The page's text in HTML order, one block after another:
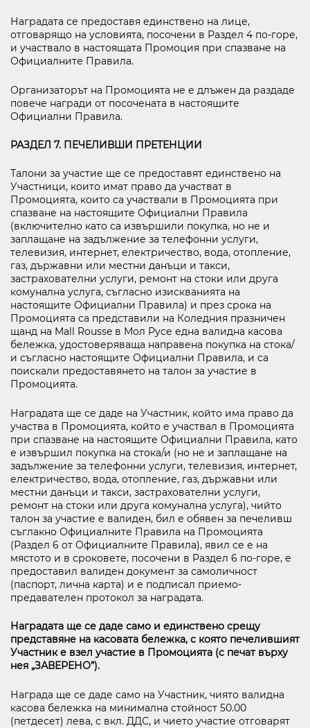
Наградата се предоставя единствено на лице,
отговарящо на условията, посочени в Раздел 4 по-горе,
и участвало в настоящата Промоция при спазване на
Официалните Правила.
Организаторът на Промоцията не е длъжен да раздаде
повече награди от посочената в настоящите
Официални Правила.
РАЗДЕЛ 7. ПЕЧЕЛИВШИ ПРЕТЕНЦИИ
Талони за участие ще се предоставят единствено на
Участници, които имат право да участват в
Промоцията, които са участвали в Промоцията при
спазване на настоящите Официални Правила
(включително като са извършили покупка, но не и
заплащане на задължение за телефонни услуги,
телевизия, интернет, електричество, вода, отопление,
газ, държавни или местни данъци и такси,
застрахователни услуги, ремонт на стоки или друга
комунална услуга, съгласно изискванията на
настоящите Официални Правила) и през срока на
Промоцията са представили на Коледния празничен
щанд на Mall Rousse в Мол Русе една валидна касова
бележка, удостоверяваща направена покупка на стока/
и съгласно настоящите Официални Правила, и са
поискали предоставянето на талон за участие в
Промоцията.
Наградата ще се даде на Участник, който има право да
участва в Промоцията, който е участвал в Промоцията
при спазване на настоящите Официални Правила, като
е извършил покупка на стока/и (но не и заплащане на
задължение за телефонни услуги, телевизия, интернет,
електричество, вода, отопление, газ, държавни или
местни данъци и такси, застрахователни услуги,
ремонт на стоки или друга комунална услуга), чийто
талон за участие е валиден, бил е обявен за печеливш
съглакно Официалните Правила на Промоцията
(Раздел 6 от Официалните Правила), явил се е на
мястото и в сроковете, посочени в Раздел 6 по-горе, е
предоставил валиден документ за самоличност
(паспорт, лична карта) и е подписал приемо-
предавателен протокол за наградата.
Наградата ще се даде само и единствено срещу
представяне на касовата бележка, с която печелившият
Участник е взел участие в Промоцията (с печат върху
нея „ЗАВЕРЕНО”).
Награда ще се даде само на Участник, чиято валидна
касова бележка на минимална стойност 50.00
(петдесет) лева, с вкл. ДДС, и чието участие отговарят